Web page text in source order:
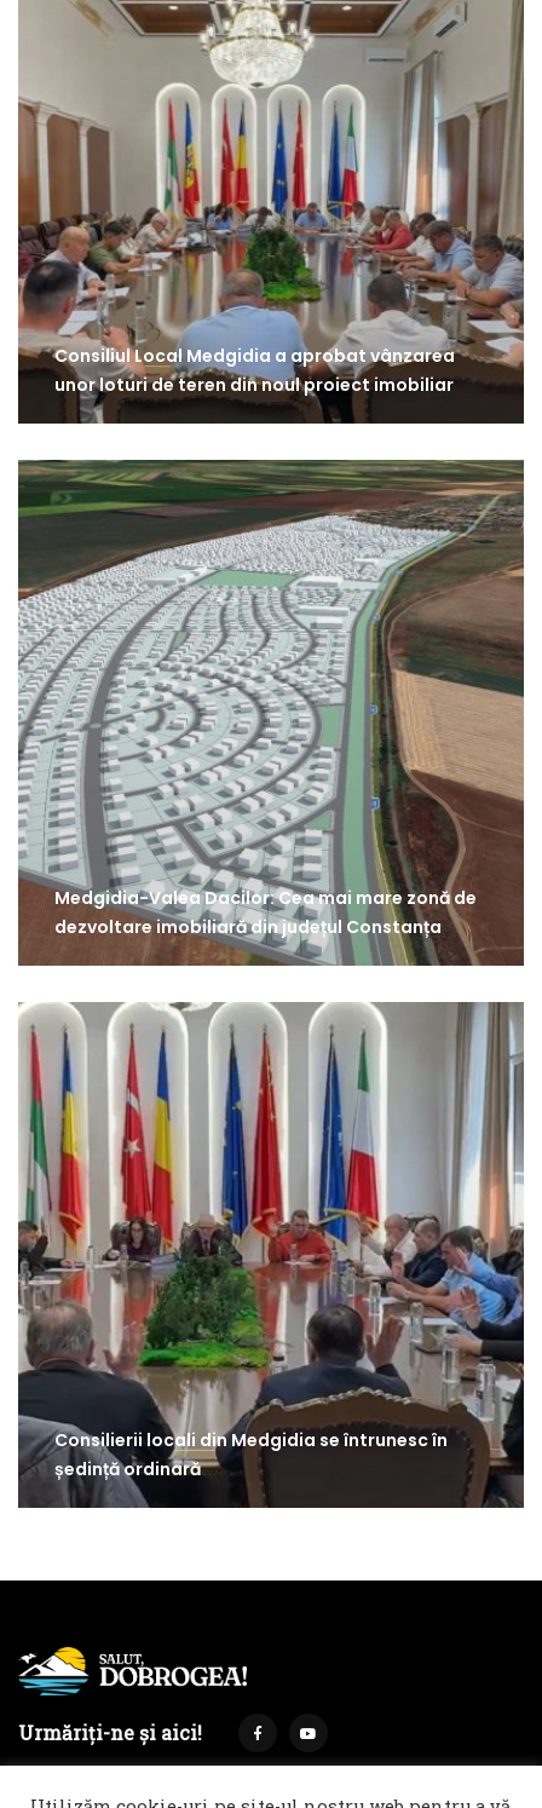
Consiliul Local Medgidia a aprobat vânzarea
unor loturi de teren din noul proiect imobiliar
Medgidia-Valea Dacilor: Cea mai mare zonă de
dezvoltare imobiliară din județul Constanța
Consilierii locali din Medgidia se întrunesc în
ședință ordinară
Urmăriți-ne și aici!